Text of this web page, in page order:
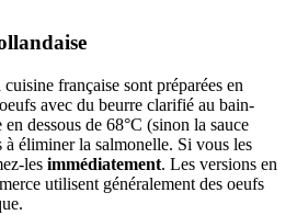
française sont préparées en
avec du beurre clarifié au bain-
dessous de 68°C (sinon la sauce
éliminer la salmonelle. Si vous les
les immédiatement. Les versions en
utilisent généralement des oeufs